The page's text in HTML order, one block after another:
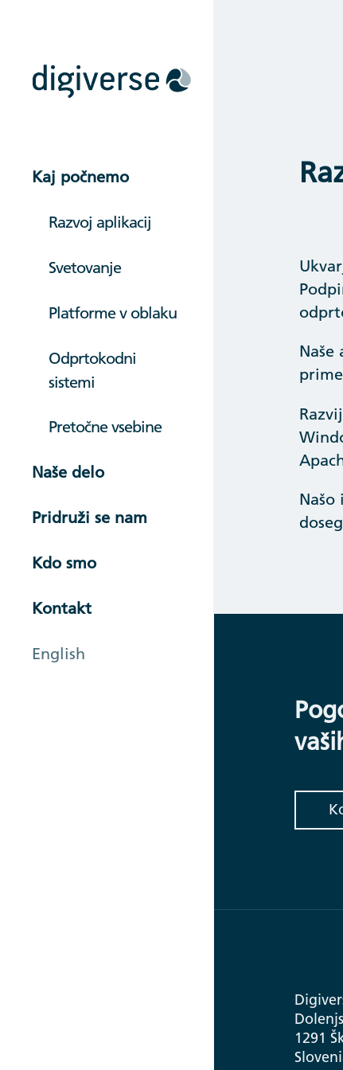
Kaj počnemo
Razvoj aplikacij
Svetovanje
Platforme v oblaku
Odprtokodni
sistemi
Pretočne vsebine
Naše delo
Pridruži se nam
Kdo smo
Kontakt
English
1291